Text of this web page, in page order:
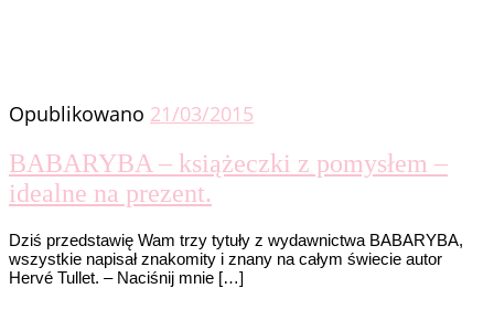
Opublikowano 21/03/2015
BABARYBA – książeczki z pomysłem –
idealne na prezent.
Dziś przedstawię Wam trzy tytuły z wydawnictwa BABARYBA,
wszystkie napisał znakomity i znany na całym świecie autor
Hervé Tullet. – Naciśnij mnie […]